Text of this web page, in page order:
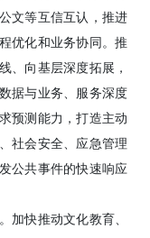
文等互信互认，推进
优化和业务协同。推
、向基层深度拓展，
据与业务、服务深度
预测能力，打造主动
社会安全、应急管理
公共事件的快速响应
加快推动文化教育、